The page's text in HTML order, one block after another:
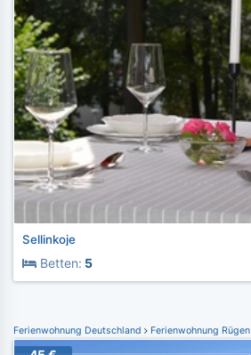
Sellinkoje
Betten: 5
Ferienwohnung Deutschland Ferienwohnung Rügen